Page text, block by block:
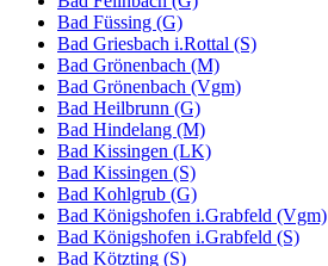
Bad Füssing (G)
Bad Griesbach i.Rottal (S)
Bad Grönenbach (M)
Bad Grönenbach (Vgm)
Bad Heilbrunn (G)
Bad Hindelang (M)
Bad Kissingen (LK)
Bad Kissingen (S)
Bad Kohlgrub (G)
Bad Königshofen i.Grabfeld (Vgm)
Bad Königshofen i.Grabfeld (S)
Bad Kötzting (S)